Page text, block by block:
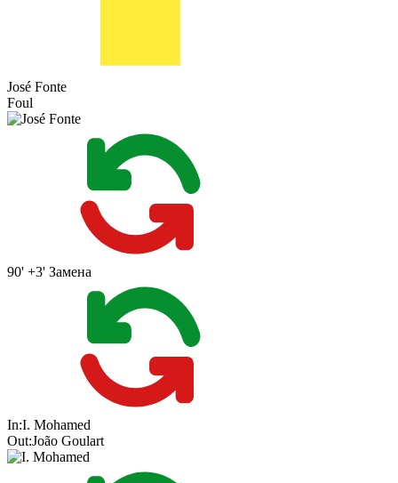
José Fonte
Foul
90' +3' Замена
In:I. Mohamed
Out:João Goulart